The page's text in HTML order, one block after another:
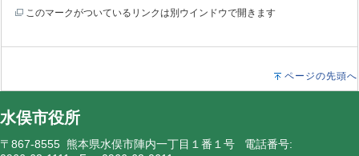
このマークがついているリンクは別ウインドウで開きます
ページの先頭へ
水俣市役所
〒867-8555 熊本県水俣市陣内一丁目１番１号 電話番号: